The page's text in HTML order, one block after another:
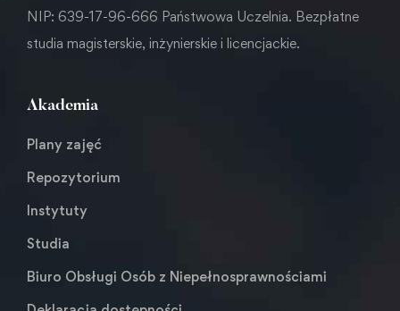
NIP: 639-17-96-666 Państwowa Uczelnia. Bezpłatne
studia magisterskie, inżynierskie i licencjackie.
Akademia
Plany zajęć
Repozytorium
Instytuty
Studia
Biuro Obsługi Osób z Niepełnosprawnościami